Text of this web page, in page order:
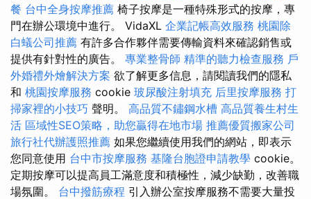
餐 台中全身按摩推薦 椅子按摩是一種特殊形式的按摩，專
門在辦公環境中進行。 VidaXL 企業記帳高效服務 桃園除
白蟻公司推薦 有許多合作夥伴需要傳輸資料來確認銷售或
提供有針對性的廣告。 專業整骨師 精準的聽力檢查服務 戶
外婚禮外燴解決方案 欲了解更多信息，請閱讀我們的隱私
和 桃園按摩服務 cookie 玻尿酸注射填充 后里按摩服務 打
掃家裡的小技巧 聲明。 高品質不鏽鋼水槽 高品質養生村生
活 區域性SEO策略，助您贏得在地市場 推薦優質搬家公司
旅行社代辦護照推薦 如果您繼續使用我們的網站，即表示
您同意使用 台中市按摩服務 基隆台胞證申請教學 cookie。
定期按摩可以提高員工滿意度和積極性，減少缺勤，改善職
場氛圍。 台中撥筋療程 引入辦公室按摩服務不需要大量投